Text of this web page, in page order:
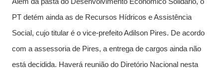
PT detém ainda as de Recursos Hídricos e Assistência
Social, cujo titular é o vice-prefeito Adilson Pires. De acordo
com a assessoria de Pires, a entrega de cargos ainda não
está decidida. Haverá reunião do Diretório Nacional nesta